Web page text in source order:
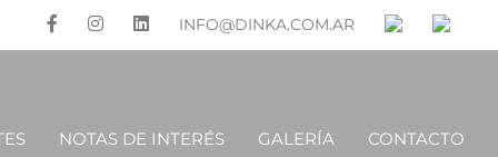
INFO@DINKA.COM.AR
NOTAS DE INTERÉS GALERÍA CONTACTO